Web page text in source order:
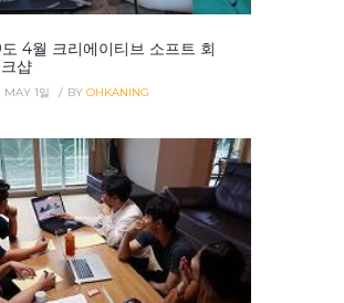
4월 크리에이티브 소프트 회
샵
MAY 1일 BY OHKANING